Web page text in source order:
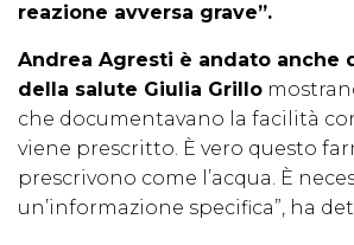
reazione avversa grave”.
Andrea Agresti è andato anche
della salute Giulia Grillo
che documentavano la facilità
viene prescritto. È vero questo
prescrivono come l’acqua. È
un’informazione specifica”, ha